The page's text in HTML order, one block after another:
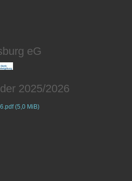
eG
2025/2026
(5,0 MiB)